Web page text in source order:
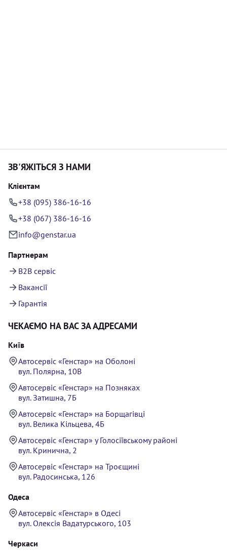
ЗВ'ЯЖІТЬСЯ З НАМИ
Клієнтам
+38 (095) 386-16-16
+38 (067) 386-16-16
info@genstar.ua
Партнерам
B2B сервіс
Вакансії
Гарантія
ЧЕКАЄМО НА ВАС ЗА АДРЕСАМИ
Київ
Автосервіс «Генстар» на Оболоні
вул. Полярна, 10В
Автосервіс «Генстар» на Позняках
вул. Затишна, 7Б
Автосервіс «Генстар» на Борщагівці
вул. Велика Кільцева, 4Б
Автосервіс «Генстар» у Голосіївському районі
вул. Кринична, 2
Автосервіс «Генстар» на Троєщині
вул. Радосинська, 126
Одеса
Автосервіс «Генстар» в Одесі
вул. Олексія Вадатурського, 103
Черкаси